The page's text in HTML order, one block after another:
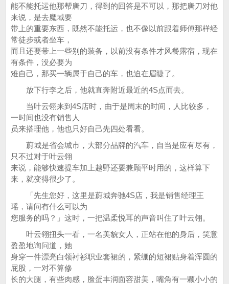
能不能托运他那帮唐刀，得到的回答是不可以，那把唐刀对他
来说，是去魔域要
带上的重要东西，既然不能托运，也不像以前跟着师傅那样经
常徒步或者坐车，
而且还要带上一些别的装备，以前没有条件才风餐露宿，现在
有条件，没必要为
难自己，那买一辆属于自己的车，也迫在眉睫了。
放下行李之后，他就直奔附近最近的4S点而去。
当叶云翎来到4S店时，由于是周末的时间，人比较多，
一时间也没有销售人
员来搭理他，他也只好自己先四处看看。
蔚城是省会城市，大部分品牌的汽车，自当是应有尽有，
只不过对于叶云翎
来说，能够快速提车加上越野还要兼顾平时用的，这样算下
来，就变得很少了。
「先生您好，这里是蔚城奔驰4S店，我是销售经理王
瑶，请问有什么可以为
您服务的吗？」这时，一把温柔悦耳的声音叫住了叶云翎。
叶云翎扭头一看，一名美貌女人，正站在他的身后，笑意
盈盈地询问道，她
身穿一件漂亮白领衬衫职业套裙的，紧绷的短裙贴身着浑圆的
屁股，一对不算修
长的大腿，有些肉感，脸蛋丰润面容甜美，嘴角有一颗小小的